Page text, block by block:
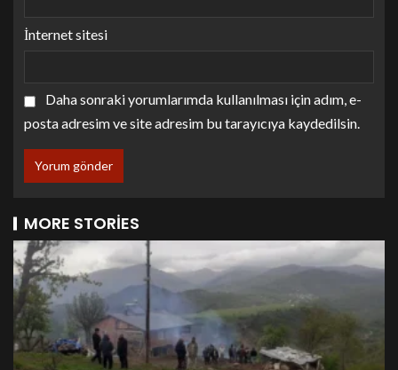
İnternet sitesi
Daha sonraki yorumlarımda kullanılması için adım, e-
posta adresim ve site adresim bu tarayıcıya kaydedilsin.
MORE STORIES